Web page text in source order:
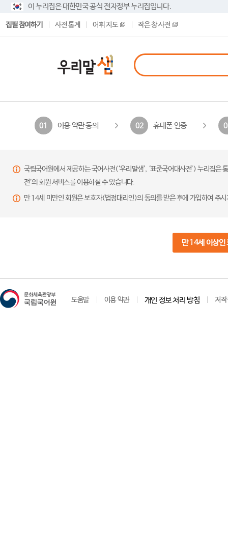
이 누리집은 대한민국 공식 전자정부 누리집입니다.
집필 참여하기 사전 통계 어휘 지도 작은 창 사전
01 이용 약관 동의 02 휴대폰 인증
국립국어원에서 제공하는 국어사전(‘우리말샘’, ‘표준국어대사전’) 누리집
전’의 회원 서비스를 이용하실 수 있습니다.
만 14세 미만인 회원은 보호자(법정대리인)의 동의를 받은 후에 가입하여 주
만 14세 이상인
도움말 이용 약관 개인 정보 처리 방침 저